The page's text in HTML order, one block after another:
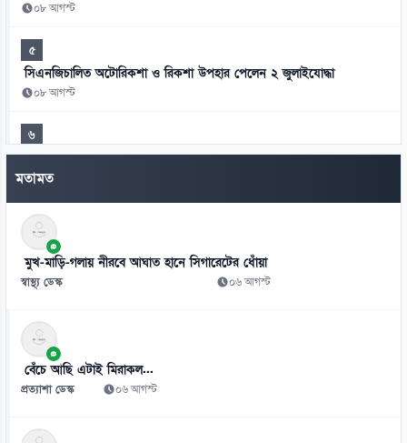
০৮ আগস্ট
৫
সিএনজিচালিত অটোরিকশা ও রিকশা উপহার পেলেন ২ জুলাইযোদ্ধা
০৮ আগস্ট
৬
স্বাস্থ্য খাতে জিডিপির ৫ শতাংশ বরাদ্দের ঘোষণা স্থানীয় সরকারমন্ত্রীর
০৮ আগস্ট
৭
০৮ আগস্ট
বিশ্বকাপে ‘প্রাণনাশের হুমকি’ পেয়েছিলেন মেসি!
০৮ আগস্ট
মতামত
মুখ-মাড়ি-গলায় নীরবে আঘাত হানে সিগারেটের ধোঁয়া
স্বাস্থ্য ডেস্ক ০৬ আগস্ট
বেঁচে আছি এটাই মিরাকল...
প্রত্যাশা ডেস্ক ০৬ আগস্ট